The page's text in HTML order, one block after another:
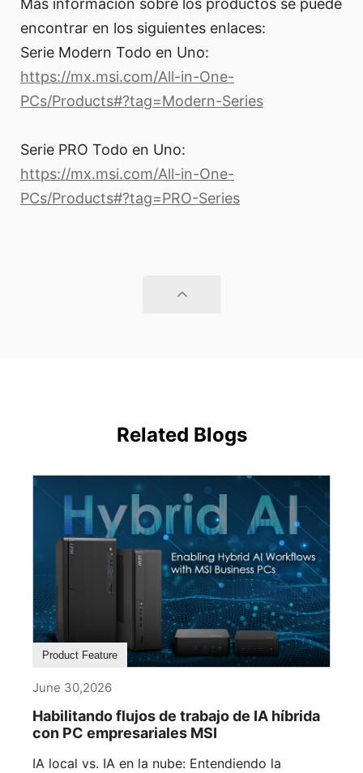
Más información sobre los productos se puede
encontrar en los siguientes enlaces:
Serie Modern Todo en Uno:
https://mx.msi.com/All-in-One-
PCs/Products#?tag=Modern-Series
Serie PRO Todo en Uno:
https://mx.msi.com/All-in-One-
PCs/Products#?tag=PRO-Series
Related Blogs
Product Feature
June 30,2026
Habilitando flujos de trabajo de IA híbrida
con PC empresariales MSI
IA local vs. IA en la nube: Entendiendo la